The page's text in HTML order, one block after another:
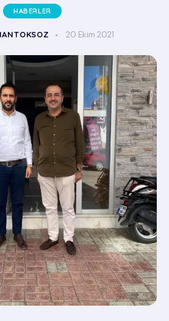
HABERLER
20 Ekim 2021